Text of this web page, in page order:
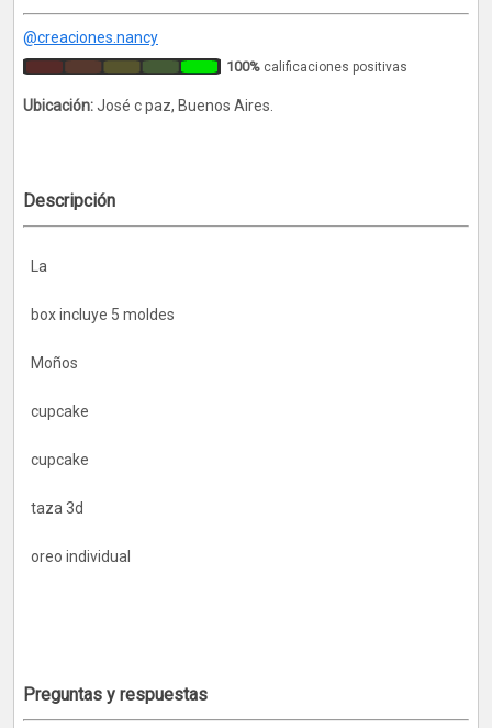
@creaciones.nancy
100% calificaciones positivas
Ubicación:José c paz, Buenos Aires.
Descripción
La
box incluye 5 moldes
Moños
cupcake
cupcake
taza 3d
oreo individual
Preguntas y respuestas